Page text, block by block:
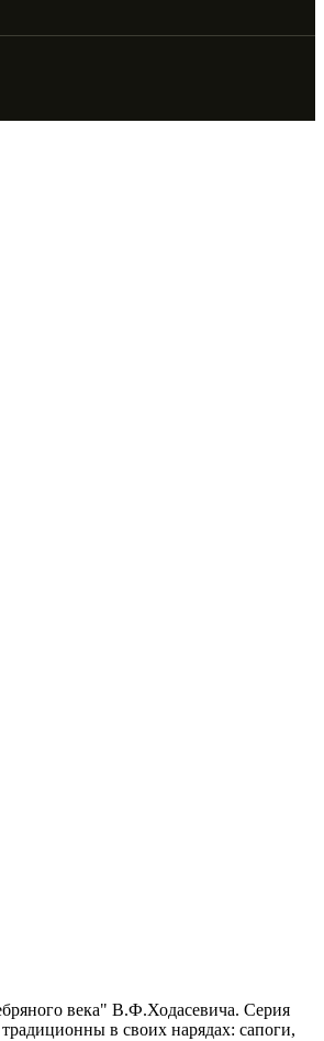
века" В.Ф.Ходасевича. Серия
в своих нарядах: сапоги,